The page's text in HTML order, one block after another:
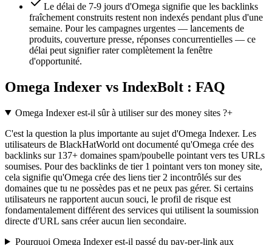
Le délai de 7-9 jours d'Omega signifie que les backlinks
fraîchement construits restent non indexés pendant plus d'une
semaine. Pour les campagnes urgentes — lancements de
produits, couverture presse, réponses concurrentielles — ce
délai peut signifier rater complètement la fenêtre
d'opportunité.
Omega Indexer vs IndexBolt : FAQ
Omega Indexer est-il sûr à utiliser sur des money sites ?+
C'est la question la plus importante au sujet d'Omega Indexer. Les
utilisateurs de BlackHatWorld ont documenté qu'Omega crée des
backlinks sur 137+ domaines spam/poubelle pointant vers tes URLs
soumises. Pour des backlinks de tier 1 pointant vers ton money site,
cela signifie qu'Omega crée des liens tier 2 incontrôlés sur des
domaines que tu ne possèdes pas et ne peux pas gérer. Si certains
utilisateurs ne rapportent aucun souci, le profil de risque est
fondamentalement différent des services qui utilisent la soumission
directe d'URL sans créer aucun lien secondaire.
Pourquoi Omega Indexer est-il passé du pay-per-link aux